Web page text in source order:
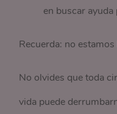
en buscar
Recuerda: no
No olvides que toda
vida puede